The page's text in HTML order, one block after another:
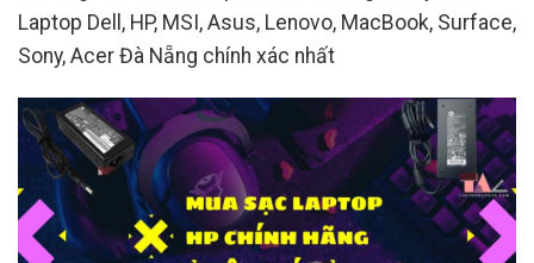
Laptop Dell, HP, MSI, Asus, Lenovo, MacBook, Surface,
Sony, Acer Đà Nẵng chính xác nhất